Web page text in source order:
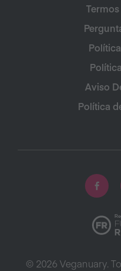
Aviso
Política
© 2026 Veganuary.